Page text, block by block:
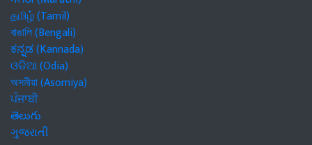
தமிழ் (Tamil)
বাঙালি (Bengali)
ಕನ್ನಡ (Kannada)
ଓଡିଆ (Odia)
অসমীয়া (Asomiya)
ਪੰਜਾਬੀ
తెలుగు
ગુજરાતી